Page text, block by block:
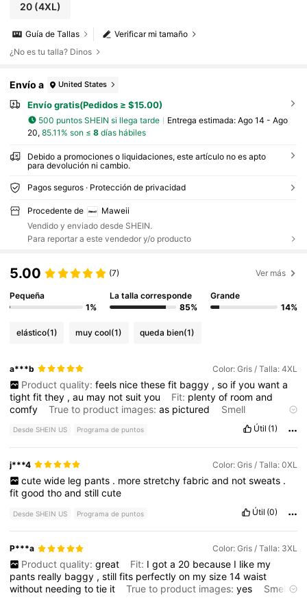
20(4XL)
Verificar mi tamaño
Guía de Tallas
¿No es tu talla? Dinos
Envío a United States
Envío gratis(Pedidos ≥ $15.00)
500 puntos SHEIN si llega tarde Entrega estimada: Ago 14 - Ago
20, 85.11% son ≤ 8días hábiles
Debido a promociones o liquidaciones, este artículo no es apto
para devolución ni cambio.
Pagos seguros · Protección de privacidad
Procedente de
Maweii
Vendido y enviado desde SHEIN.
Para reportar a este vendedor y/o producto
5.00 (7) Ver más
Pequeña
1%
La talla corresponde
85%
Grande
14%
elástico(1) muy cool(1) queda bien(1)
a***b Color: Gris / Talla: 4XL
Product quality: feels nice these fit baggy , so if you want a
tightfitthey ,au may notsuityou Fit: plentyof roomand
comfy
True to product images:as pictured
Smell
Desde SHEIN US Programa de puntos Útil (1)
j***4 Color: Gris / Talla: 0XL
cute wide leg pants . more stretchy fabric and not sweats .
fitgoodthoandstillcute
Desde SHEIN US Programa de puntos Útil (0)
P***a Color: Gris / Talla: 3XL
Product quality: great Fit: I got a 20 because I like my
pants really baggy ,stillfits perfectlyon mysize14waist
without needingtotie it True to product images:yes
Smell